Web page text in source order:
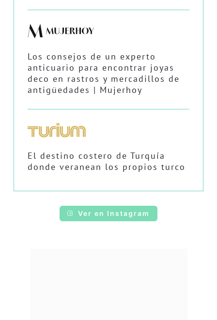
Los consejos de un experto
anticuario para encontrar joyas
deco en rastros y mercadillos de
antigüedades | Mujerhoy
El destino costero de Turquía
donde veranean los propios turco
Ver en Instagram